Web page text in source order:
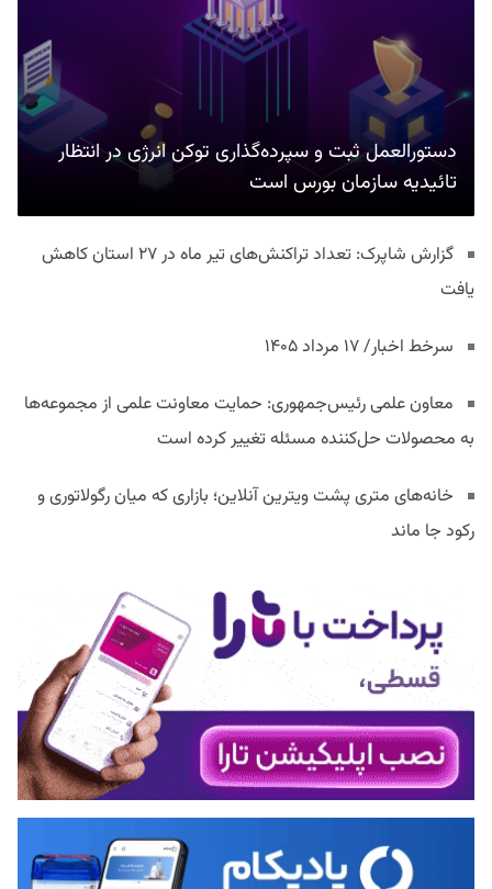
دستورالعمل ثبت و سپرده‌گذاری توکن انرژی در انتظار
تائیدیه سازمان بورس است
گزارش شاپرک: تعداد تراکنش‌های تیر ماه در ۲۷ استان‌ کاهش
یافت
سرخط اخبار/ ۱۷ مرداد ۱۴۰۵
معاون علمی رئیس‌جمهوری: حمایت معاونت علمی از مجموعه‌ها
به محصولات حل‌کننده مسئله تغییر کرده است
خانه‌های متری پشت ویترین آنلاین؛ بازاری که میان رگولاتوری و
رکود جا ماند